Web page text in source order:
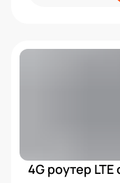
4G роутер LTE